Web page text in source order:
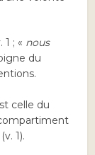
1 ; « nous
du
celle du
1).